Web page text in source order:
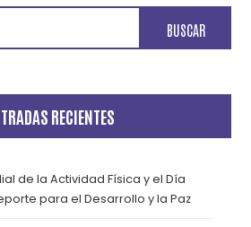
RECIENTES
de la Actividad Física y el Día
para el Desarrollo y la Paz